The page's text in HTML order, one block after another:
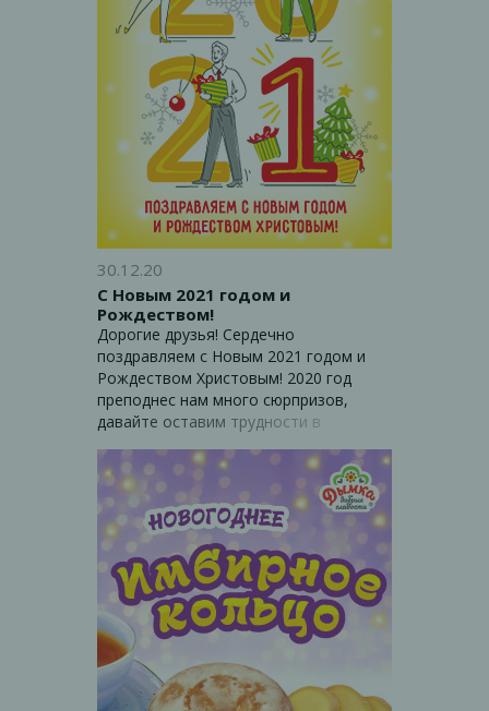
30.12.20
С Новым 2021 годом и
Рождеством!
Дорогие друзья! Сердечно
поздравляем с Новым 2021 годом и
Рождеством Христовым! 2020 год
преподнес нам много сюрпризов,
давайте оставим трудности в
собой всё, что помогало и будет
помогать нам всегда: стабильную
работу, домашнее тепло, любовь
родных и близких. Будем ценить все
это еще сильнее! Иногда новые
возможности первоначально
воспринимаются как препятствия,
пожелаем, чтобы в непростых
условиях удавалось увидеть пути для
развития.